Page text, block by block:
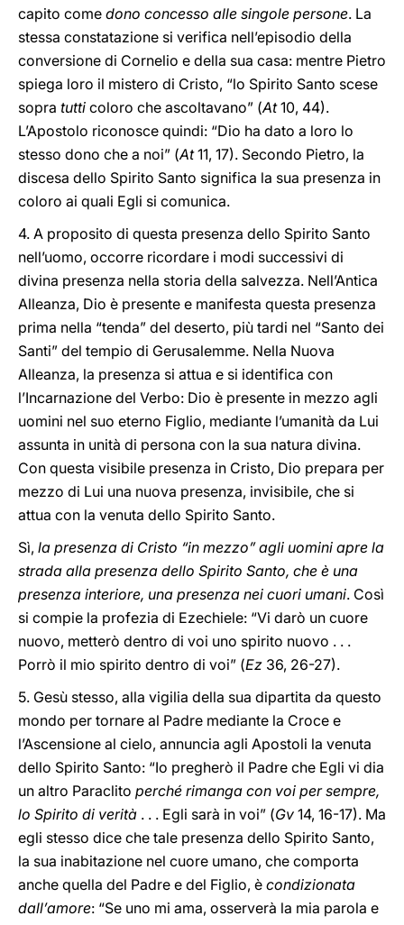
capito come dono concesso alle singole persone. La
stessa constatazione si verifica nell’episodio della
conversione di Cornelio e della sua casa: mentre Pietro
spiega loro il mistero di Cristo, “lo Spirito Santo scese
sopra tutti coloro che ascoltavano” (At10, 44).
L’Apostolo riconosce quindi: “Dio ha dato a loro lo
stesso dono che a noi” (At11, 17). Secondo Pietro, la
discesa dello Spirito Santo significa la sua presenza in
coloro ai quali Egli si comunica.
4. A proposito di questa presenza dello Spirito Santo
nell’uomo, occorre ricordare i modi successivi di
divina presenza nella storia della salvezza. Nell’Antica
Alleanza, Dio è presente e manifesta questa presenza
prima nella “tenda” del deserto, più tardi nel “Santo dei
Santi” del tempio di Gerusalemme. Nella Nuova
Alleanza, la presenza si attua e si identifica con
l’Incarnazione del Verbo: Dio è presente in mezzo agli
uomini nel suo eterno Figlio, mediante l’umanità da Lui
assunta in unità di persona con la sua natura divina.
Con questa visibile presenza in Cristo, Dio prepara per
mezzo di Lui una nuova presenza, invisibile, che si
attua con la venuta dello Spirito Santo.
Sì, la presenza di Cristo “in mezzo” agli uomini apre la
strada alla presenza dello Spirito Santo, che è una
presenza interiore, una presenza nei cuori umani. Così
si compie la profezia di Ezechiele: “Vi darò un cuore
nuovo, metterò dentro di voi uno spirito nuovo . . .
Porrò il mio spirito dentro di voi” (Ez 36, 26-27).
5. Gesù stesso, alla vigilia della sua dipartita da questo
mondo per tornare al Padre mediante la Croce e
l’Ascensione al cielo, annuncia agli Apostoli la venuta
dello Spirito Santo: “Io pregherò il Padre che Egli vi dia
un altro Paraclito perché rimanga con voi per sempre,
lo Spirito di verità . . . Egli sarà in voi” (Gv 14, 16-17). Ma
egli stesso dice che tale presenza dello Spirito Santo,
la sua inabitazione nel cuore umano, che comporta
anche quella del Padre e del Figlio, è condizionata
dall’amore: “Se uno mi ama, osserverà la mia parola e